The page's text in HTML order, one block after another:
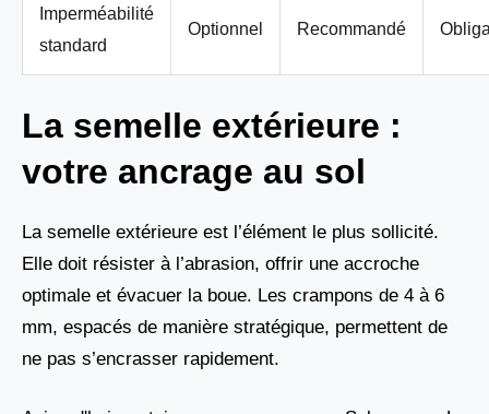
Imperméabilité
standard
Optionnel Recommandé
La semelle extérieure :
votre ancrage au sol
La semelle extérieure est l’élément le plus sollicité.
Elle doit résister à l’abrasion, offrir une accroche
optimale et évacuer la boue. Les crampons de 4 à 6
mm, espacés de manière stratégique, permettent de
ne pas s’encrasser rapidement.